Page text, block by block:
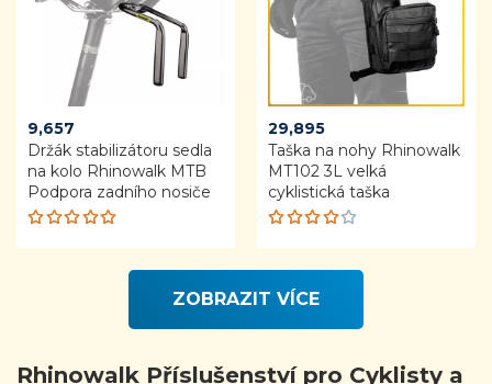
9,657
Držák stabilizátoru sedla
na kolo Rhinowalk MTB
Podpora zadního nosiče
Rated
29,895
Taška na nohy Rhinowalk
MT102 3L velká
cyklistická taška
Rated
4.00
5
ZOBRAZIT VÍCE
Rhinowalk Příslušenství pro Cyklisty a